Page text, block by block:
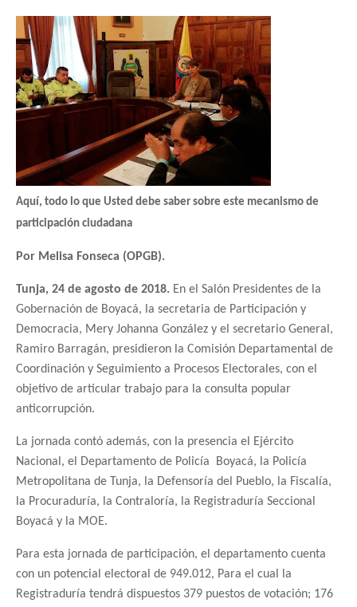
Aquí, todo lo que Usted debe saber sobre este mecanismo de
participación ciudadana
Por Melisa Fonseca (OPGB).
Tunja, 24 de agosto de 2018. En el Salón Presidentes de la
Gobernación de Boyacá, la secretaria de Participación y
Democracia, Mery Johanna González y el secretario General,
Ramiro Barragán, presidieron la Comisión Departamental de
Coordinación y Seguimiento a Procesos Electorales, con el
objetivo de articular trabajo para la consulta popular
anticorrupción.
La jornada contó además, con la presencia el Ejército
Nacional, el Departamento de Policía
Boyacá, la Policía
Metropolitana de Tunja, la Defensoría del Pueblo, la Fiscalía,
la Procuraduría, la Contraloría, la Registraduría Seccional
Boyacá y la MOE.
Para esta jornada de participación, el departamento cuenta
con un potencial electoral de 949.012, Para el cual la
Registraduría tendrá dispuestos 379 puestos de votación; 176